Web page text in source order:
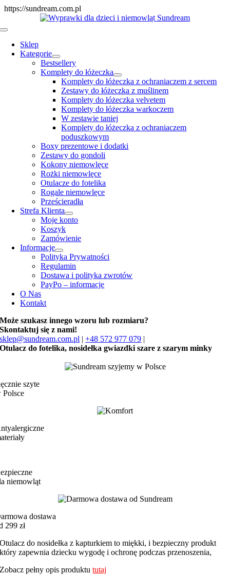
https://sundream.com.pl
to
Toggle
Navigation
Sklep
Kategorie
Bestsellery
Komplety do łóżeczka
Komplety do łóżeczka z ochraniaczem z sercem
Zestawy do łóżeczka z muślinem
Komplety do łóżeczka velvetem
Komplety do łóżeczka warkoczem
W zestawie taniej
Komplety do łóżeczka z ochraniaczem
poduszkowym
Boxy prezentowe i dodatki
Zestawy do gondoli
Kokony niemowlęce
Rożki niemowlęce
Otulacze do fotelika
Rogale niemowlęce
Prześcieradła
Strefa Klienta
Moje konto
Koszyk
Zamówienie
Informacje
Polityka Prywatności
Regulamin
Dostawa i polityka zwrotów
PayPo – informacje
O Nas
Kontakt
Może szukasz innego wzoru lub rozmiaru?
Skontaktuj się z nami!
sklep@sundream.com.pl |+48 572 977 079 |
Otulacz do fotelika, nosidełka gwiazdki szare z szarym minky
szyte
Polsce
niemowląt
dostawa
299 zł
Otulacz do nosidełka z kapturkiem to miękki, i bezpieczny produkt
który zapewnia dziecku wygodę i ochronę podczas przenoszenia,
Zobacz pełny opis produktututaj